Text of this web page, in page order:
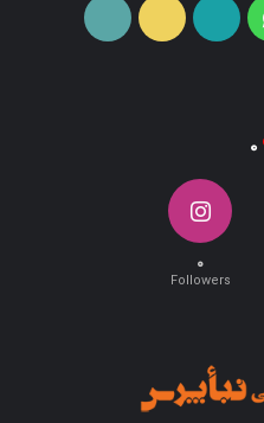
واتس
آپارات ایتا
۰
۰
Followers